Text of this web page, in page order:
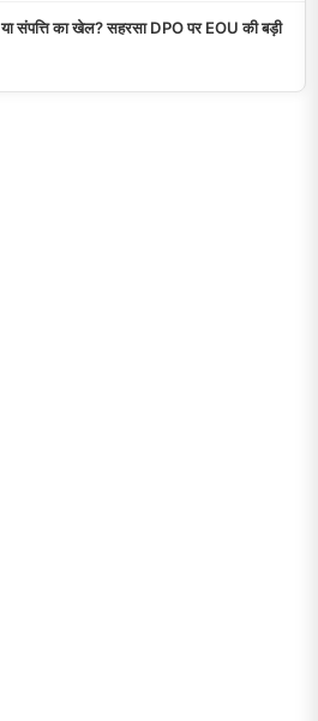
या संपत्ति का खेल? सहरसा DPO पर EOU की बड़ी